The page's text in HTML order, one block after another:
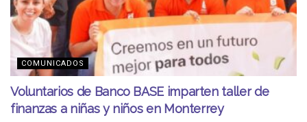
COMUNICADOS
Voluntarios de Banco BASE imparten taller de
finanzas a niñas y niños en Monterrey